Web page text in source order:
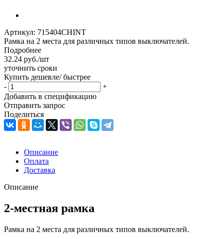
Артикул: 715404CHINT
Рамка на 2 места для различных типов выключателей.
Подробнее
32.24 руб./шт
уточнить сроки
Купить дешевле/ быстрее
-
+
Добавить в спецификацию
Отправить запрос
Поделиться
Описание
Оплата
Доставка
Описание
2-местная рамка
Рамка на 2 места для различных типов выключателей.